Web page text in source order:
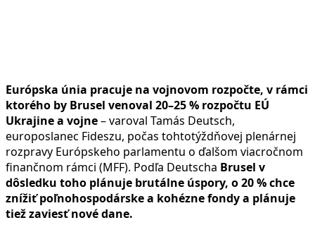
Európska únia pracuje na vojnovom rozpočte, v rámci
ktorého by Brusel venoval 20–25 % rozpočtu EÚ
Ukrajine a vojne– varoval Tamás Deutsch,
europoslanec Fideszu, počas tohtotýždňovej plenárnej
rozpravy Európskeho parlamentu o ďalšom viacročnom
finančnom rámci (MFF). Podľa Deutscha Brusel v
dôsledku toho plánuje brutálne úspory, o 20 % chce
znížiť poľnohospodárske a kohézne fondy a plánuje
tiež zaviesť nové dane.